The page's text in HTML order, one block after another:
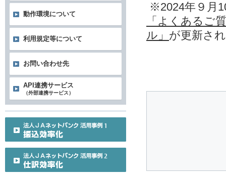
※2024年９月
「よくあるご
ル」 が更新さ
動作環境について
利用規定等について
お問い合わせ先
API連携サービス
（外部連携サービス）